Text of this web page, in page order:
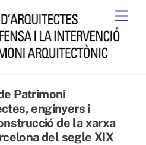
Patrimoni
enginyers i
de la xarxa
del segle XIX